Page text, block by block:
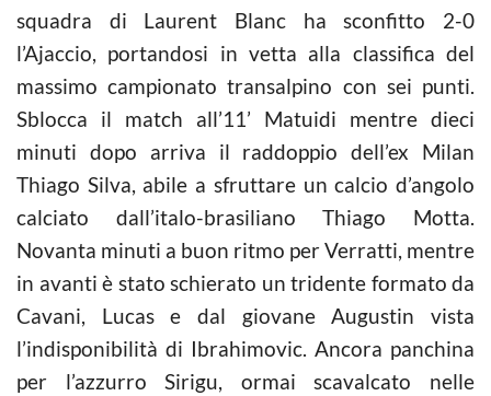
squadra di Laurent Blanc ha sconfitto 2-0
l’Ajaccio, portandosi in vetta alla classifica del
massimo campionato transalpino con sei punti.
Sblocca il match all’11’ Matuidi mentre dieci
minuti dopo arriva il raddoppio dell’ex Milan
Thiago Silva, abile a sfruttare uncalcio d’angolo
calciato dall’italo-brasiliano Thiago Motta.
Novanta minuti a buon ritmo per Verratti, mentre
in avanti è stato schierato un tridente formato da
Cavani, Lucas e dal giovane Augustin vista
l’indisponibilità di Ibrahimovic. Ancora panchina
per l’azzurro Sirigu, ormai scavalcato nelle